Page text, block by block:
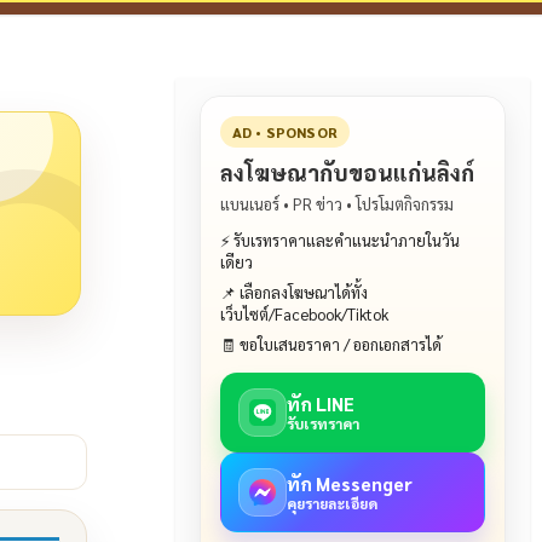
AD • SPONSOR
ลงโฆษณากับขอนแก่นลิงก์
แบนเนอร์ • PR ข่าว • โปรโมตกิจกรรม
⚡ รับเรทราคาและคำแนะนำภายในวัน
เดียว
📌 เลือกลงโฆษณาได้ทั้ง
เว็บไซต์/Facebook/Tiktok
🧾 ขอใบเสนอราคา / ออกเอกสารได้
ทัก LINE
รับเรทราคา
ทัก Messenger
คุยรายละเอียด